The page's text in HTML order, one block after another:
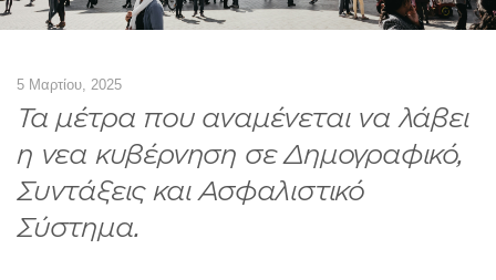
5 Μαρτίου, 2025
Τα μέτρα που αναμένεται να λάβει
η νεα κυβέρνηση σε Δημογραφικό,
Συντάξεις και Ασφαλιστικό
Σύστημα.